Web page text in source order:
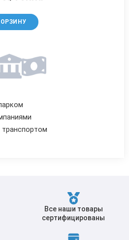
Все наши товары
сертифицированы